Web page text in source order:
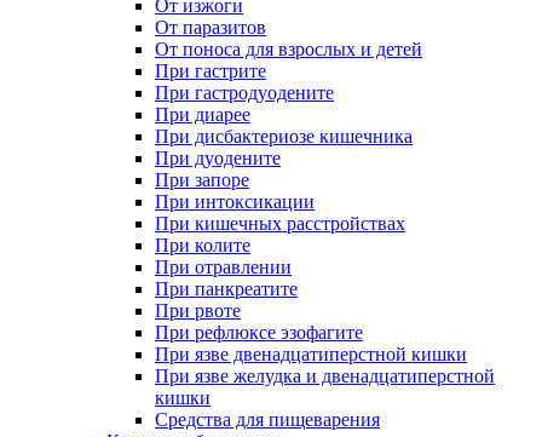
От изжоги
От паразитов
От поноса для взрослых и детей
При гастрите
При гастродуодените
При диарее
При дисбактериозе кишечника
При дуодените
При запоре
При интоксикации
При кишечных расстройствах
При колите
При отравлении
При панкреатите
При рвоте
При рефлюксе эзофагите
При язве двенадцатиперстной кишки
При язве желудка и двенадцатиперстной
кишки
Средства для пищеварения